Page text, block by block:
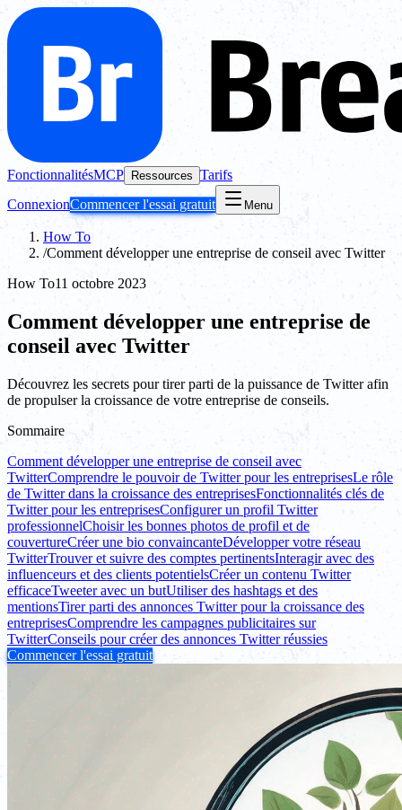
FonctionnalitésMCP Ressources Tarifs
ConnexionCommencer l'essai gratuit Menu
How To
/Comment développer une entreprise de conseil avec Twitter
How To11 octobre 2023
Comment développer une entreprise de
conseil avec Twitter
Découvrez les secrets pour tirer parti de la puissance de Twitter afin
de propulser la croissance de votre entreprise de conseils.
Sommaire
Comment développer une entreprise de conseil avec
TwitterComprendre le pouvoir de Twitter pour les entreprisesLe rôle
de Twitter dans la croissance des entreprisesFonctionnalités clés de
Twitter pour les entreprisesConfigurer un profil Twitter
professionnelChoisir les bonnes photos de profil et de
couvertureCréer une bio convaincanteDévelopper votre réseau
TwitterTrouver et suivre des comptes pertinentsInteragir avec des
influenceurs et des clients potentielsCréer un contenu Twitter
efficaceTweeter avec un butUtiliser des hashtags et des
mentionsTirer parti des annonces Twitter pour la croissance des
entreprisesComprendre les campagnes publicitaires sur
TwitterConseils pour créer des annonces Twitter réussies
Commencer l'essai gratuit